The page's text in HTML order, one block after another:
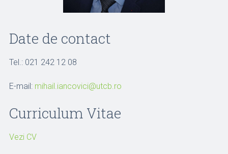
Date de contact
Tel.: 021 242 12 08
E-mail: mihail.iancovici@utcb.ro
Curriculum Vitae
Vezi CV